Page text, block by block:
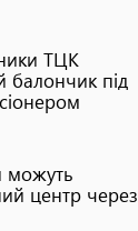
ТЦК
балончик під
можуть
центр через